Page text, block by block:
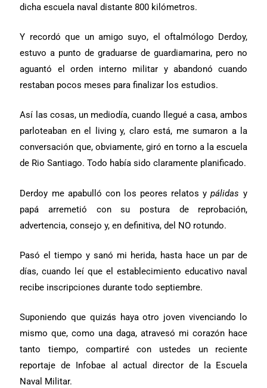
dicha escuela naval distante 800 kilómetros.
Y recordó que un amigo suyo, el oftalmólogo Derdoy,
estuvo a punto de graduarse de guardiamarina, pero no
aguantó el orden interno militar y abandonó cuando
restaban pocos meses para finalizar los estudios.
Así las cosas, un mediodía, cuando llegué a casa, ambos
parloteaban en el living y, claro está, me sumaron a la
conversación que, obviamente, giró en torno a la escuela
de Rio Santiago. Todo había sido claramente planificado.
Derdoy me apabulló con los peores relatos ypálidas y
papá arremetió con su postura de reprobación,
advertencia, consejo y, en definitiva, del NO rotundo.
Pasó el tiempo y sanó mi herida, hasta hace un par de
días, cuando leí que el establecimiento educativo naval
recibe inscripciones durante todo septiembre.
Suponiendo que quizás haya otro joven vivenciando lo
mismo que, como una daga, atravesó mi corazón hace
tanto tiempo, compartiré con ustedes un reciente
reportaje de Infobae al actual director de la Escuela
Naval Militar.